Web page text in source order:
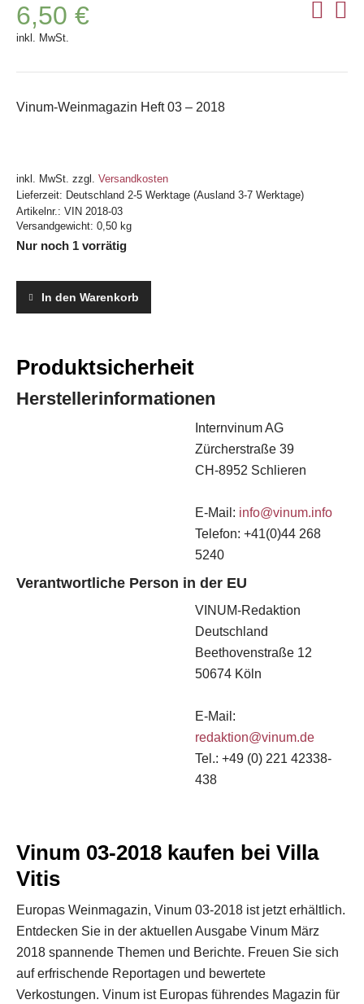
6,50 €
inkl. MwSt.
Vinum-Weinmagazin Heft 03 – 2018
inkl. MwSt. zzgl. Versandkosten
Lieferzeit: Deutschland 2-5 Werktage (Ausland 3-7 Werktage)
Artikelnr.: VIN 2018-03
Versandgewicht: 0,50 kg
Nur noch 1 vorrätig
In den Warenkorb
Produktsicherheit
Herstellerinformationen
Internvinum AG
Zürcherstraße 39
CH-8952 Schlieren
E-Mail: info@vinum.info
Telefon: +41(0)44 268
5240
Verantwortliche Person in der EU
VINUM-Redaktion
Deutschland
Beethovenstraße 12
50674 Köln
E-Mail:
redaktion@vinum.de
Tel.: +49 (0) 221 42338-
438
Vinum 03-2018 kaufen bei Villa
Vitis
Europas Weinmagazin, Vinum 03-2018 ist jetzt erhältlich.
Entdecken Sie in der aktuellen Ausgabe Vinum März
2018 spannende Themen und Berichte. Freuen Sie sich
auf erfrischende Reportagen und bewertete
Verkostungen. Vinum ist Europas führendes Magazin für